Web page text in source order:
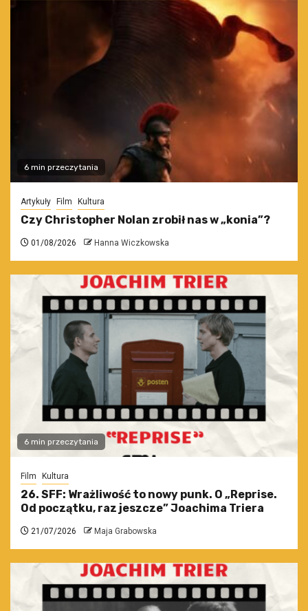
6 min przeczytania
Artykuły Film Kultura
Czy Christopher Nolan zrobił nas w „konia”?
01/08/2026 Hanna Wiczkowska
6 min przeczytania
Film Kultura
26. SFF: Wrażliwość to nowy punk. O „Reprise.
Od początku, raz jeszcze” Joachima Triera
21/07/2026 Maja Grabowska